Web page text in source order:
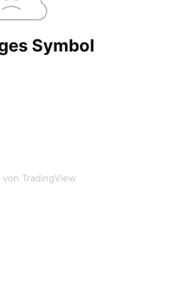
von TradingView